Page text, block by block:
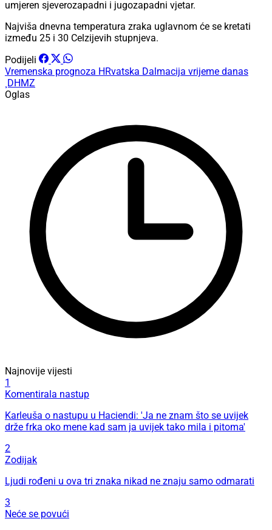
umjeren sjeverozapadni i jugozapadni vjetar.
Najviša dnevna temperatura zraka uglavnom će se kretati
između 25 i 30 Celzijevih stupnjeva.
Podijeli
Vremenska prognoza HRvatska Dalmacija vrijeme danas
¸DHMZ
Oglas
Najnovije vijesti
1
Komentirala nastup
Karleuša o nastupu u Haciendi: 'Ja ne znam što se uvijek
drže frka oko mene kad sam ja uvijek tako mila i pitoma'
2
Zodijak
Ljudi rođeni u ova tri znaka nikad ne znaju samo odmarati
3
Neće se povući